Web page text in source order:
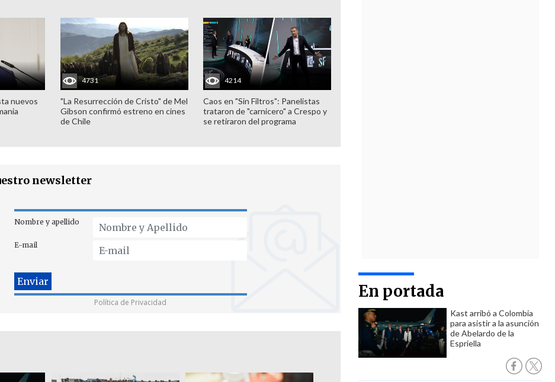
En portada
Kast arribó a Colombia
para asistir a la asunción
de Abelardo de la
Espriella
nuevos
4731
"La Resurrección de Cristo" de Mel
Gibson confirmó estreno en cines
de Chile
4214
Caos en "Sin Filtros": Panelistas
trataron de "carnicero" a Crespo y
se retiraron del programa
newsletter
Nombre y apellido
E-mail
Política de Privacidad